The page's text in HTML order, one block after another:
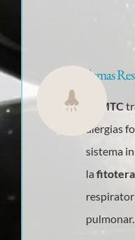
Problemas
MTC
alergias
sistema
la
pulmonar.